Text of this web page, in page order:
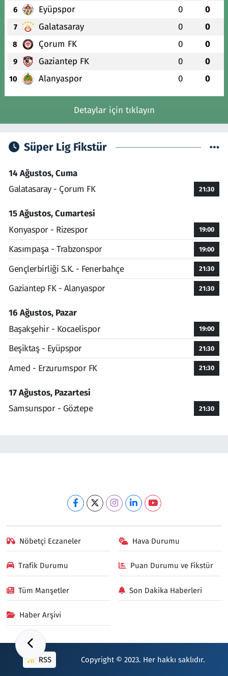
6 Eyüpspor 0 0
7 Galatasaray 0 0
8 Çorum FK 0 0
9 Gaziantep FK 0 0
10 Alanyaspor 0 0
Detaylar için tıklayın
Süper Lig Fikstür
14 Ağustos, Cuma
Galatasaray - Çorum FK
21:30
15 Ağustos, Cumartesi
Konyaspor - Rizespor
19:00
Kasımpaşa - Trabzonspor 19:00
Gençlerbirliği S.K. - Fenerbahçe 21:30
Gaziantep FK - Alanyaspor 21:30
16 Ağustos, Pazar
Başakşehir - Kocaelispor
19:00
Beşiktaş - Eyüpspor 21:30
Amed - Erzurumspor FK 21:30
17 Ağustos, Pazartesi
Samsunspor - Göztepe
21:30
Nöbetçi Eczaneler Hava Durumu
Trafik Durumu Puan Durumu ve Fikstür
Tüm Manşetler Son Dakika Haberleri
Haber Arşivi
RSS Copyright © 2023. Her hakkı saklıdır.